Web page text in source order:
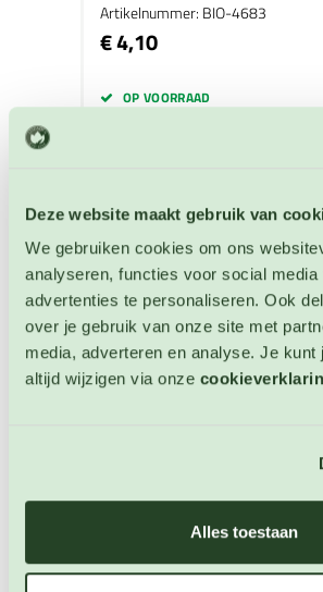
Deze website maakt gebruik van
We gebruiken cookies om ons
analyseren, functies voor social media
advertenties te personaliseren. Ook
over je gebruik van onze site met
media, adverteren en analyse. Je kunt
altijd wijzigen via onze
Alles toestaan
Artikelnummer: BIO-4683
€ 4,10
OP VOORRAAD
Herfstprei Carentan 2
Prei zaden